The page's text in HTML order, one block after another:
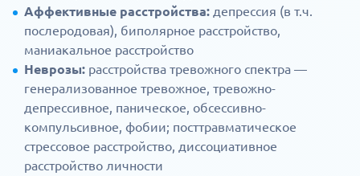
Аффективные расстройства: депрессия (в т.ч.
послеродовая), биполярное расстройство,
маниакальное расстройство
Неврозы: расстройства тревожного спектра —
генерализованное тревожное, тревожно-
депрессивное, паническое, обсессивно-
компульсивное, фобии; посттравматическое
стрессовое расстройство, диссоциативное
расстройство личности